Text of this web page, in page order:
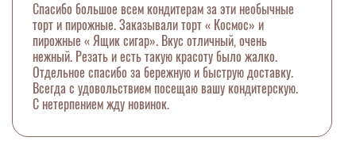
Спасибо большое всем кондитерам за эти необычные
торт и пирожные. Заказывали торт « Космос» и
пирожные « Ящик сигар». Вкус отличный, очень
нежный. Резать и есть такую красоту было жалко.
Отдельное спасибо за бережную и быструю доставку.
Всегда с удовольствием посещаю вашу кондитерскую.
С нетерпением жду новинок.